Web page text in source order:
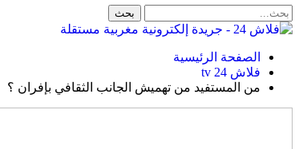
الصفحة الرئيسية
فلاش 24 tv
من المستفيد من تهميش الجانب الثقافي بإفران ؟